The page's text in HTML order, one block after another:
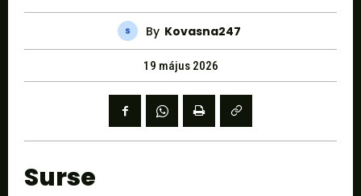
By Kovasna247
19 május 2026
Surse